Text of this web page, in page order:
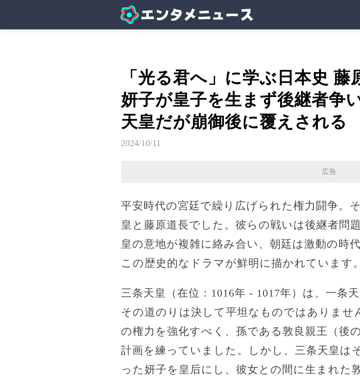
「光る君へ」に学ぶ日本史
妍子が皇子を生まず後継者争
天皇だが崩御後に覆えされる
2024/10/11
広告
平安時代の宮廷で繰り広げられた権力闘争。
皇と藤原道長でした。彼らの戦いは後継者問
皇の意地が複雑に絡み合い、朝廷は激動の時
この歴史的なドラマが鮮明に描かれています。
三条天皇（在位：1016年 - 1017年）は、一条
その道のりは決して平坦なものではありませ
の権力を強化すべく、孫である敦良親王（後
計画を練っていました。しかし、三条天皇は
った妍子を皇后にし、彼女との間に生まれた